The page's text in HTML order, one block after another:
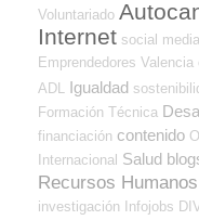
Voluntariado
Internet social media
Emprendedores Valencia
ADL
Igualdad
Formación Técnica
financiación contenido
Internacional Salud
Recursos Humanos
investigación
Infojobs